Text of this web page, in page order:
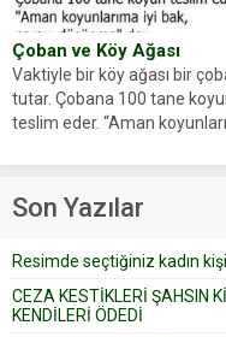
dostumuz...
Çoban ve Köy Ağası
Vaktiyle bir köy ağası bir
tutar. Çobana 100 tane
teslim eder. “Aman
Çoban koyunları alır gider.
Son Yazılar
Resimde seçtiğiniz kadın
CEZA KESTİKLERİ ŞAHSIN
KENDİLERİ ÖDEDİ